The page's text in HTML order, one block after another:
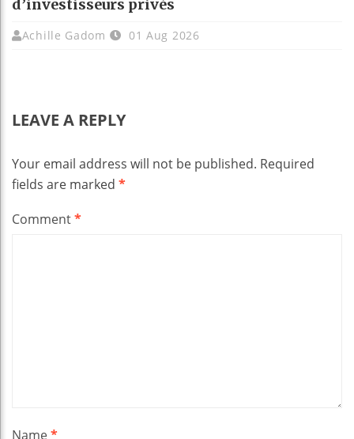
d’investisseurs privés
Achille Gadom 01 Aug 2026
LEAVE A REPLY
Your email address will not be published. Required
fields are marked *
Comment*
Name*